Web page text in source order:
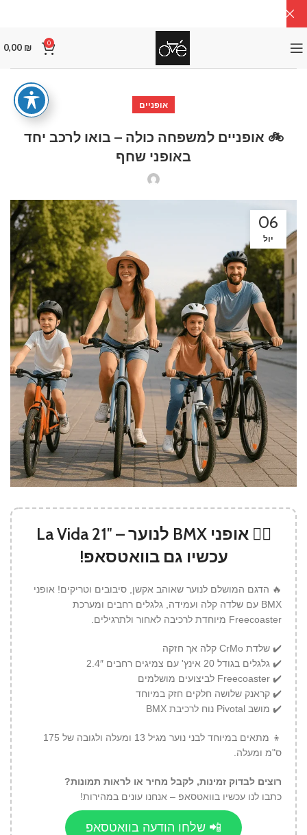
0
0,00 ₪
אופניים
🚲 אופניים למשפחה כולה – בואו לרכב יחד
באופני שחף
06
יול
🚴‍♂️ אופני BMX לנוער – La Vida 21″
עכשיו גם בוואטסאפ!
🔥 הדגם המושלם לנוער שאוהב אקשן, סיבובים וטריקים! אופני
BMX עם שלדה קלה ועמידה, גלגלים רחבים ומערכת
Freecoaster מיוחדת לרכיבה לאחור ולתרגילים.
✔️ שלדת CrMo קלה אך חזקה
✔️ גלגלים בגודל 20 אינץ' עם צמיגים רחבים 2.4″
✔️ Freecoaster לביצועים מושלמים
✔️ קראנק שלושה חלקים חזק במיוחד
✔️ מושב Pivotal נוח לרכיבת BMX
👦 מתאים במיוחד לבני נוער מגיל 13 ומעלה ולגובה של 175
ס"מ ומעלה.
רוצים לבדוק זמינות, לקבל מחיר או לראות תמונות?
כתבו לנו עכשיו בוואטסאפ – אנחנו עונים במהירות!
📲 שלחו הודעה בוואטסאפ